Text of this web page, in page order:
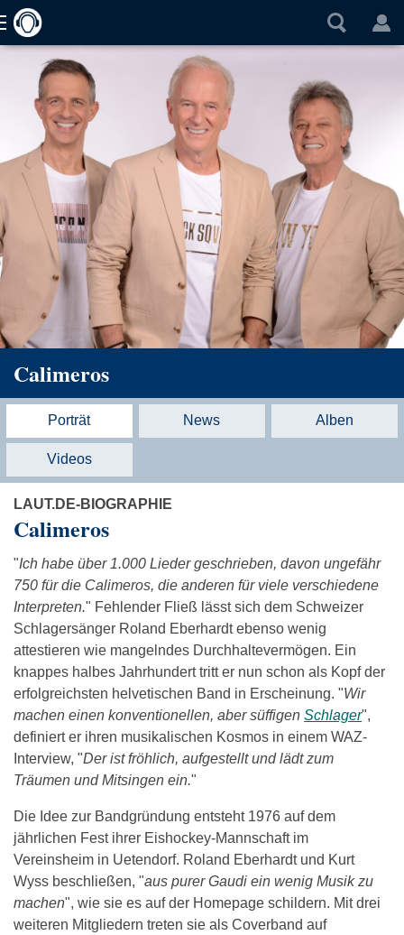
Calimeros
Porträt News Alben
Videos
LAUT.DE-BIOGRAPHIE
Calimeros
"Ich habe über 1.000 Lieder geschrieben, davon ungefähr
750 für die Calimeros, die anderen für viele verschiedene
Interpreten." Fehlender Fließ lässt sich dem Schweizer
Schlagersänger Roland Eberhardt ebenso wenig
attestieren wie mangelndes Durchhaltevermögen. Ein
knappes halbes Jahrhundert tritt er nun schon als Kopf der
erfolgreichsten helvetischen Band in Erscheinung. "Wir
machen einen konventionellen, aber süffigen Schlager",
definiert er ihren musikalischen Kosmos in einem WAZ-
Interview, "Der ist fröhlich, aufgestellt und lädt zum
Träumen und Mitsingen ein."
Die Idee zur Bandgründung entsteht 1976 auf dem
jährlichen Fest ihrer Eishockey-Mannschaft im
Vereinsheim in Uetendorf. Roland Eberhardt und Kurt
Wyss beschließen, "aus purer Gaudi ein wenig Musik zu
machen", wie sie es auf der Homepage schildern. Mit drei
weiteren Mitgliedern treten sie als Coverband auf